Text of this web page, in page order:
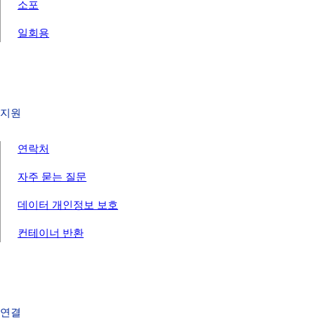
소포
일회용
지원
연락처
자주 묻는 질문
데이터 개인정보 보호
컨테이너 반환
연결